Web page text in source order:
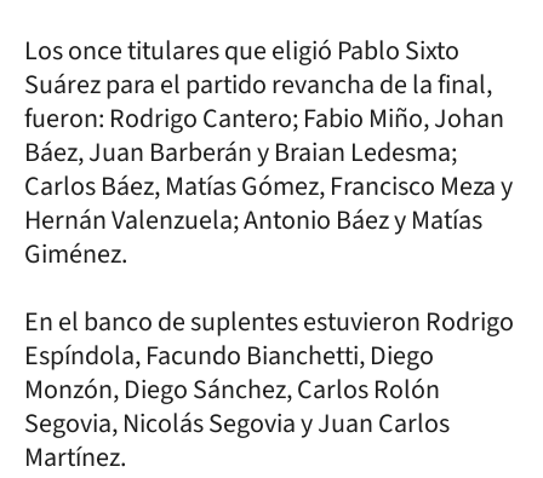
Los once titulares que eligió Pablo Sixto
Suárez para el partido revancha de la final,
fueron: Rodrigo Cantero; Fabio Miño, Johan
Báez, Juan Barberán y Braian Ledesma;
Carlos Báez, Matías Gómez, Francisco Meza y
Hernán Valenzuela; Antonio Báez y Matías
Giménez.
En el banco de suplentes estuvieron Rodrigo
Espíndola, Facundo Bianchetti, Diego
Monzón, Diego Sánchez, Carlos Rolón
Segovia, Nicolás Segovia y Juan Carlos
Martínez.